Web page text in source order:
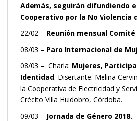
Además, seguirán difundiendo
Cooperativo por la No Violencia
22/02 – Reunión mensual Comité
08/03 – Paro Internacional de
08/03 – Charla: Mujeres,
Identidad. Disertante: Melina
la Cooperativa de Electricidad y
Crédito Villa Huidobro, Córdoba.
09/03 – Jornada de Género 2018.